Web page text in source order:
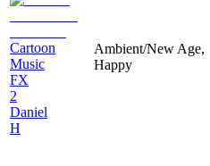
Cartoon
Music
FX
2
Daniel
H
Ambient/New Age,
Happy